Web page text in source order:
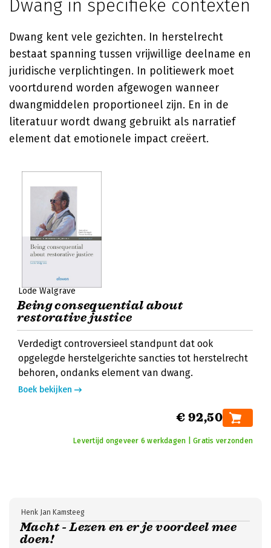
Dwang in specifieke contexten
Dwang kent vele gezichten. In herstelrecht
bestaat spanning tussen vrijwillige deelname en
juridische verplichtingen. In politiewerk moet
voortdurend worden afgewogen wanneer
dwangmiddelen proportioneel zijn. En in de
literatuur wordt dwang gebruikt als narratief
element dat emotionele impact creëert.
Lode Walgrave
Being consequential about
restorative justice
Verdedigt controversieel standpunt dat ook
opgelegde herstelgerichte sancties tot herstelrecht
behoren, ondanks element van dwang.
Boek bekijken
€ 92,50
Levertijd ongeveer 6 werkdagen | Gratis verzonden
Macht - Lezen en er je voordeel mee
doen!
Henk Jan Kamsteeg